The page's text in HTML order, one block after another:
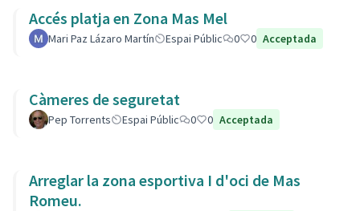
Accés platja en Zona Mas Mel
Mari Paz Lázaro Martín Espai Públic 0 0 Acceptada
Càmeres de seguretat
Pep Torrents Espai Públic 0 0 Acceptada
Arreglar la zona esportiva I d'oci de Mas
Romeu.